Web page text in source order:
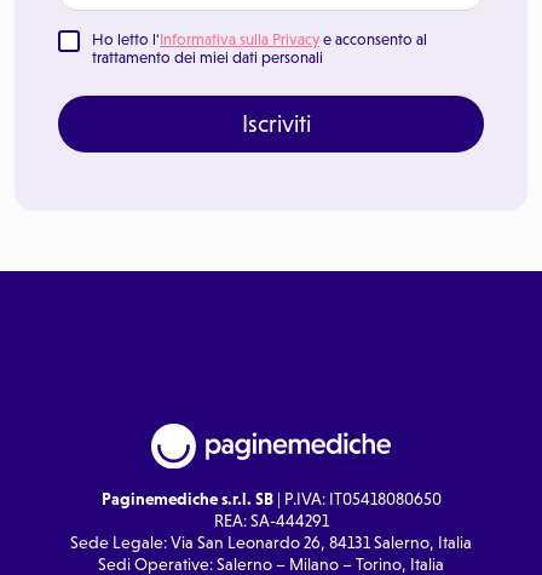
Ho letto l'Informativa sulla Privacy e acconsento al
trattamento dei miei dati personali
Iscriviti
Paginemediche s.r.l. SB| P.IVA: IT05418080650
REA: SA-444291
Sede Legale: Via San Leonardo 26, 84131 Salerno, Italia
Sedi Operative: Salerno – Milano – Torino, Italia